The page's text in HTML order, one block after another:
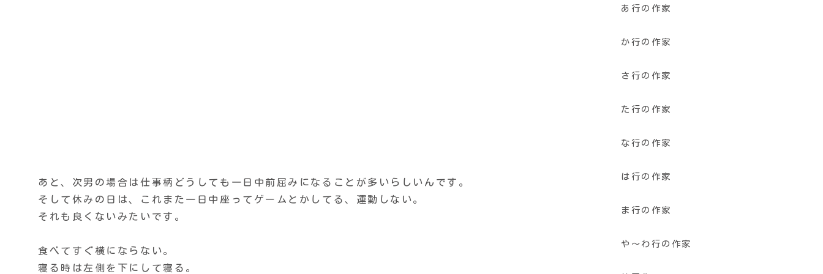
あと、次男の場合は仕事柄どうしても一日中前屈みになることが多いらしいんです。
そして休みの日は、これまた一日中座ってゲームとかしてる、運動しない。
それも良くないみたいです。
食べてすぐ横にならない。
寝る時は左側を下にして寝る。
あ行の作家
か行の作家
さ行の作家
た行の作家
な行の作家
は行の作家
ま行の作家
や〜わ行の作家